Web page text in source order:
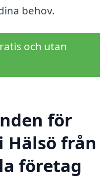
behov.
och utan
för
från
företag